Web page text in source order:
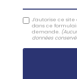
J'autorise ce
dans ce
demande.
données